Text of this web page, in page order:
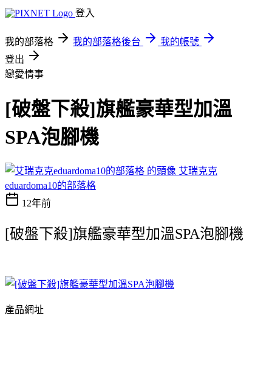
登入
我的部落格 我的部落格後台
我的帳號
登出
戀愛情事
[破盤下殺]旗艦豪華型加溫
SPA泡腳機
艾瑞克克
eduardoma10的部落格
12年前
[破盤下殺]旗艦豪華型加溫SPA泡腳機
產品網址